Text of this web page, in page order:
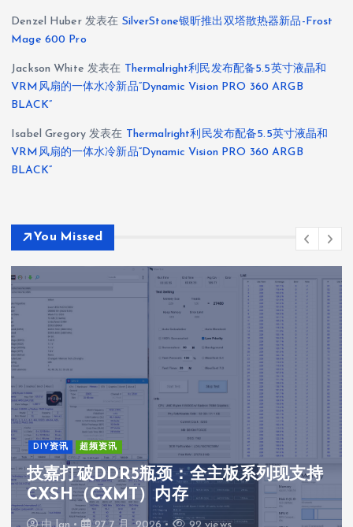
Denzel Huber发表在 SilverStone银昕推出双塔散热器新品-Frost
Mage 600 Pro
Jackson White 发表在 Thermalright利民发布配备5.5英寸液晶和
VRM风扇的一体水冷新品“Dynamic Vision PRO 360 ARGB
BLACK”
Isabel Gregory 发表在 Thermalright利民发布配备5.5英寸液晶和
VRM风扇的一体水冷新品“Dynamic Vision PRO 360 ARGB
BLACK”
You Missed
DIY资讯 超频资讯
技嘉打破DDR5瓶颈：全主板系列现支持
CXSH（CXMT）内存